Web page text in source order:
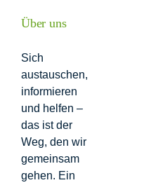
Über uns
Sich
austauschen,
informieren
und helfen –
das ist der
Weg, den wir
gemeinsam
gehen. Ein